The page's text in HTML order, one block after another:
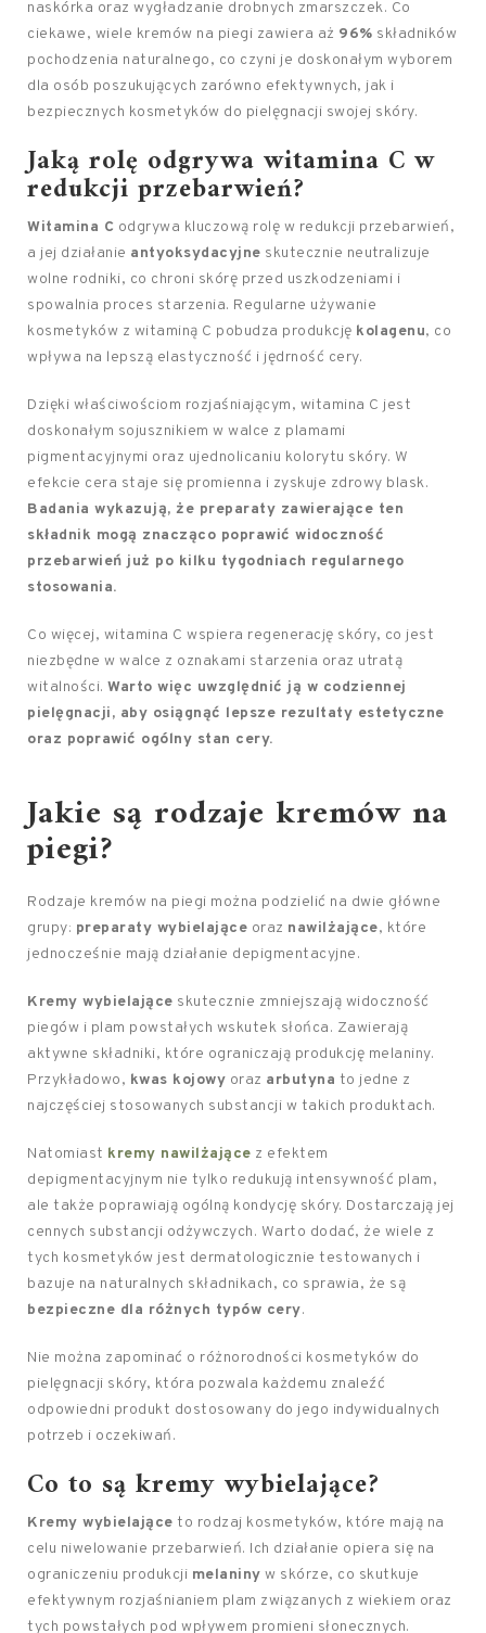
naskórka oraz wygładzanie drobnych zmarszczek. Co
ciekawe, wiele kremów na piegi zawiera aż 96% składników
pochodzenia naturalnego, co czyni je doskonałym wyborem
dla osób poszukujących zarówno efektywnych, jak i
bezpiecznych kosmetyków do pielęgnacji swojej skóry.
Jaką rolę odgrywa witamina C w
redukcji przebarwień?
Witamina C odgrywa kluczową rolę w redukcji przebarwień,
a jej działanie antyoksydacyjne skutecznie neutralizuje
wolne rodniki, co chroni skórę przed uszkodzeniami i
spowalnia proces starzenia. Regularne używanie
kosmetyków z witaminą C pobudza produkcję kolagenu, co
wpływa na lepszą elastyczność i jędrność cery.
Dzięki właściwościom rozjaśniającym, witamina C jest
doskonałym sojusznikiem w walce z plamami
pigmentacyjnymi oraz ujednolicaniu kolorytu skóry. W
efekcie cera staje się promienna i zyskuje zdrowy blask.
Badania wykazują, że preparaty zawierające ten
składnik mogą znacząco poprawić widoczność
przebarwień już po kilku tygodniach regularnego
stosowania.
Co więcej, witamina C wspiera regenerację skóry, co jest
niezbędne w walce z oznakami starzenia oraz utratą
witalności. Warto więc uwzględnić ją w codziennej
pielęgnacji, aby osiągnąć lepsze rezultaty estetyczne
oraz poprawić ogólny stan cery.
Jakie są rodzaje kremów na
piegi?
Rodzaje kremów na piegi można podzielić na dwie główne
grupy: preparaty wybielające oraz nawilżające, które
jednocześnie mają działanie depigmentacyjne.
Kremy wybielające skutecznie zmniejszają widoczność
piegów i plam powstałych wskutek słońca. Zawierają
aktywne składniki, które ograniczają produkcję melaniny.
Przykładowo, kwas kojowy oraz arbutyna to jedne z
najczęściej stosowanych substancji w takich produktach.
Natomiast kremy nawilżające z efektem
depigmentacyjnym nie tylko redukują intensywność plam,
ale także poprawiają ogólną kondycję skóry. Dostarczają jej
cennych substancji odżywczych. Warto dodać, że wiele z
tych kosmetyków jest dermatologicznie testowanych i
bazuje na naturalnych składnikach, co sprawia, że są
bezpieczne dla różnych typów cery.
Nie można zapominać o różnorodności kosmetyków do
pielęgnacji skóry, która pozwala każdemu znaleźć
odpowiedni produkt dostosowany do jego indywidualnych
potrzeb i oczekiwań.
Co to są kremy wybielające?
Kremy wybielające to rodzaj kosmetyków, które mają na
celu niwelowanie przebarwień. Ich działanie opiera się na
ograniczeniu produkcji melaniny w skórze, co skutkuje
efektywnym rozjaśnianiem plam związanych z wiekiem oraz
tych powstałych pod wpływem promieni słonecznych.